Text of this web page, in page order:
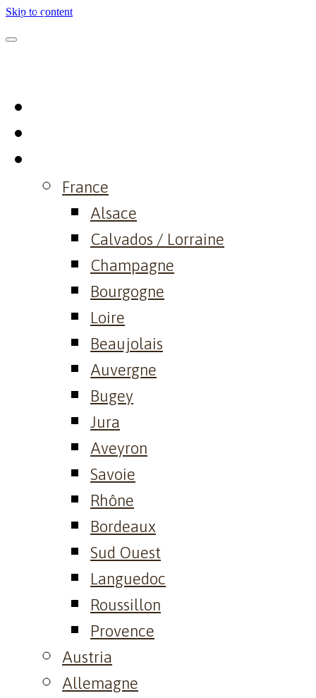
Skip to content
France
Alsace
Calvados / Lorraine
Champagne
Bourgogne
Loire
Beaujolais
Auvergne
Bugey
Jura
Aveyron
Savoie
Rhône
Bordeaux
Sud Ouest
Languedoc
Roussillon
Provence
Austria
Allemagne